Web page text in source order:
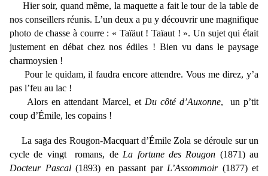
Hier soir, quand même, la maquette a fait le tour de la table de
nos conseillers réunis. L’un deux a pu y découvrir une magnifique
photo de chasse à courre : « Taïäut ! Taïaut ! ». Un sujet qui était
justement en débat chez nos édiles ! Bien vu dans le paysage
charmoysien !
Pour le quidam, il faudra encore attendre. Vous me direz, y’a
pas l’feu au lac !
Alors en attendant Marcel, et Du côté d’Auxonne, un p’tit
coup d’Émile, les copains !
La saga des Rougon-Macquart d’Émile Zola se déroule sur un
cycle de vingt romans, deLa fortune des Rougon (1871) au
Docteur Pascal(1893) en passant par L’Assommoir (1877) et